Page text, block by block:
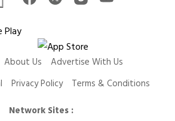
About Us
Advertise With Us
Privacy Policy
Terms & Conditions
Network Sites :